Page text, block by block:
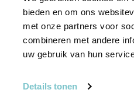
bieden en om ons
met onze partners voor
combineren met andere
uw gebruik van hun
Details tonen